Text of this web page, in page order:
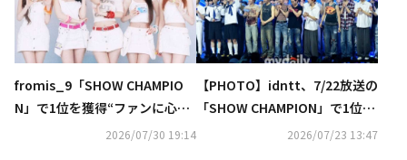
fromis_9「SHOW CHAMPIO
N」で1位を獲得“ファンに心か
2026/07/30 19:14
【PHOTO】idntt、7/22放送の
「SHOW CHAMPION」で1位を
2026/07/23 13:47